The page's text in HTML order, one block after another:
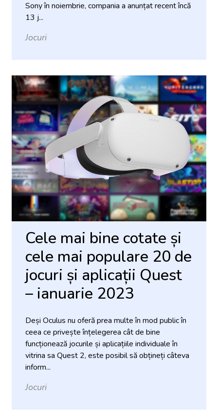
Sony în noiembrie, compania a anunțat recent încă
13 j...
Jocuri
Cele mai bine cotate și
cele mai populare 20 de
jocuri și aplicații Quest
– ianuarie 2023
Deși Oculus nu oferă prea multe în mod public în
ceea ce privește înțelegerea cât de bine
funcționează jocurile și aplicațiile individuale în
vitrina sa Quest 2, este posibil să obțineți câteva
inform...
Jocuri